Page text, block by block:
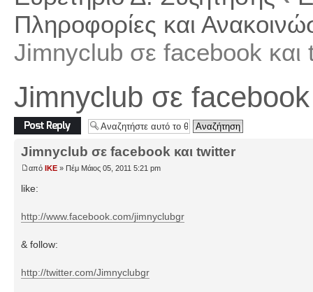
Πληροφορίες και
Jimnyclub σε facebook και
Jimnyclub σε facebook
Δημιουργία
απάντησης
Jimnyclub σε facebook και twitter
από IKE » Πέμ Μάιος 05, 2011 5:21 pm
like:
http://www.facebook.com/jimnyclubgr
& follow:
http://twitter.com/Jimnyclubgr